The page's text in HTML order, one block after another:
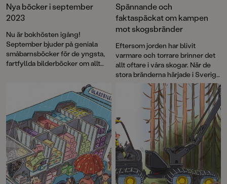
Nya böcker i september
2023
Nu är bokhösten igång!
September bjuder på geniala
småbarnsböcker för de yngsta,
fartfyllda bilderböcker om allt
pyjamaspartyn till försvunna
katter och gosedjursflamingos.
Ett nytt busigt äventyr med
Sommarskuggan, grymma
debutromaner, pricksäkra dikter
av Lena Sjöberg, kusliga och
gripande berättelser av Mats
Strandberg och Oskar Kroon.
Och mycket, mycket mer.
Välkommen till en maxad
bokmånad!
Spännande och
faktaspäckat om kampen
mot skogsbränder
Eftersom jorden har blivit
varmare och torrare brinner det
allt oftare i våra skogar. När de
stora bränderna härjade i Sverige
2018 uppstod idén att skapa en
faktabok för barn och låta Arne
Norlins och Jonas Burmans
populära barnbokskaraktär
Halvan prova på
brandflygaryrket.